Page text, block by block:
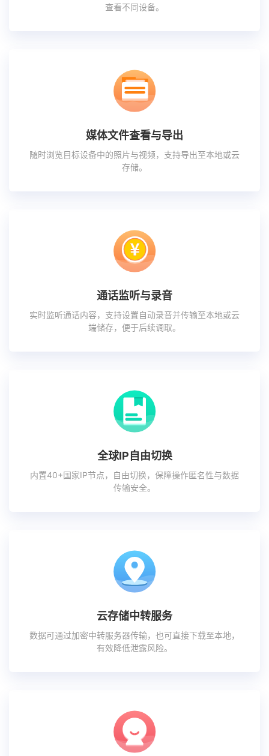
查看不同设备。
媒体文件查看与导出
随时浏览目标设备中的照片与视频，支持导出至本地或云
存储。
通话监听与录音
实时监听通话内容，支持设置自动录音并传输至本地或云
端储存，便于后续调取。
全球IP自由切换
内置40+国家IP节点，自由切换，保障操作匿名性与数据
传输安全。
云存储中转服务
数据可通过加密中转服务器传输，也可直接下载至本地，
有效降低泄露风险。